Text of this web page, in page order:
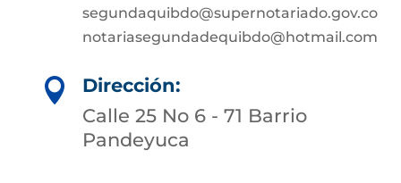
segundaquibdo@supernotariado.gov.co
notariasegundadequibdo@hotmail.com

Dirección:
Calle 25 No 6 - 71 Barrio
Pandeyuca